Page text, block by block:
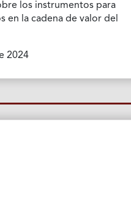
los instrumentos para
en la cadena de valor del
2024